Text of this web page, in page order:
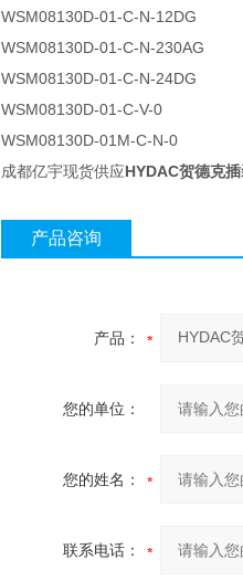
WSM08130D-01-C-N-12DG
WSM08130D-01-C-N-230AG
WSM08130D-01-C-N-24DG
WSM08130D-01-C-V-0
WSM08130D-01M-C-N-0
成都亿宇现货供应HYDAC贺德克
产品咨询
产品：
您的单位：
您的姓名：
联系电话：